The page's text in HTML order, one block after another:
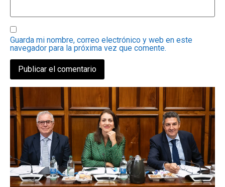
Guarda mi nombre, correo electrónico y web en este
navegador para la próxima vez que comente.